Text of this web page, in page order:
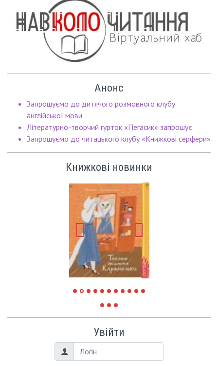
Анонс
Запрошуємо до дитячого розмовного клубу
англійської мови
Літературно-творчий гурток «Пегасик» запрошує
Запрошуємо до читацького клубу «Книжкові серфери»
Книжкові новинки
Увійти
Логін